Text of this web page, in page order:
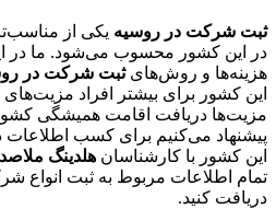
ثبت شرکت در روسیه یکی از
در این کشور محسوب می‌شود. ما در
هزینه‌ها و روش‌های ثبت شرکت در
این کشور برای بیشتر افراد مزیت‌های
مزیت‌ها دریافت اقامت همیشگی
پیشنهاد می‌کنیم برای کسب
این کشور با کارشناسان هلدینگ
تمام اطلاعات مربوط به ثبت انواع
دریافت کنید.